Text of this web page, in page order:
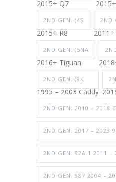
2015+ Q7
2ND GEN. (4S
2015+ R8
2ND
2ND GEN. (5NA
2016+ Tiguan
2ND GEN. (9K
1995 – 2003 Caddy
2ND GEN. 2010 – 2018
2ND GEN. 2017 – 2023
2ND GEN. 92A.1 2011 –
2ND GEN. 987 2004 –